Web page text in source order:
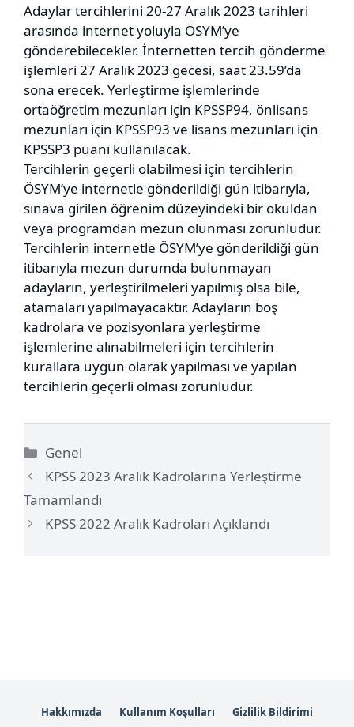
Adaylar tercihlerini 20-27 Aralık 2023 tarihleri
arasında internet yoluyla ÖSYM’ye
gönderebilecekler. İnternetten tercih gönderme
işlemleri 27 Aralık 2023 gecesi, saat 23.59’da
sona erecek. Yerleştirme işlemlerinde
ortaöğretim mezunları için KPSSP94, önlisans
mezunları için KPSSP93 ve lisans mezunları için
KPSSP3 puanı kullanılacak.
Tercihlerin geçerli olabilmesi için tercihlerin
ÖSYM’ye internetle gönderildiği gün itibarıyla,
sınava girilen öğrenim düzeyindeki bir okuldan
veya programdan mezun olunması zorunludur.
Tercihlerin internetle ÖSYM’ye gönderildiği gün
itibarıyla mezun durumda bulunmayan
adayların, yerleştirilmeleri yapılmış olsa bile,
atamaları yapılmayacaktır. Adayların boş
kadrolara ve pozisyonlara yerleştirme
işlemlerine alınabilmeleri için tercihlerin
kurallara uygun olarak yapılması ve yapılan
tercihlerin geçerli olması zorunludur.
Kategoriler
Genel
KPSS 2023 Aralık Kadrolarına Yerleştirme
Tamamlandı
KPSS 2022 Aralık Kadroları Açıklandı
Hakkımızda Kullanım Koşulları Gizlilik Bildirimi